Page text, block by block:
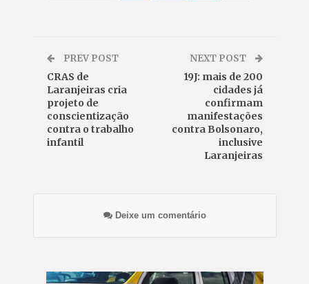
PREV POST
CRAS de
Laranjeiras cria
projeto de
conscientização
contra o trabalho
infantil
NEXT POST
19J: mais de 200
cidades já
confirmam
manifestações
contra Bolsonaro,
inclusive
Laranjeiras
Deixe um comentário